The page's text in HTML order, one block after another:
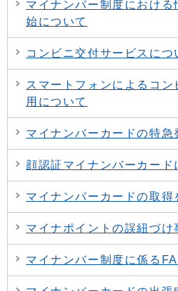
マイナンバー制度における
始について
コンビニ交付サービスにつ
スマートフォンによるコン
用について
マイナンバーカードの特急
顔認証マイナンバーカード
マイナンバーカードの取得
マイナポイントの誤紐づけ
マイナンバー制度に係る